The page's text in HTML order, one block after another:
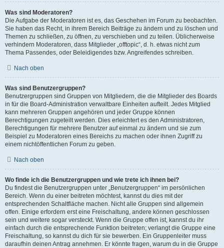
Was sind Moderatoren?
Die Aufgabe der Moderatoren ist es, das Geschehen im Forum zu beobachten.
Sie haben das Recht, in ihrem Bereich Beiträge zu ändern und zu löschen und
Themen zu schließen, zu öffnen, zu verschieben und zu teilen. Üblicherweise
verhindern Moderatoren, dass Mitglieder „offtopic“, d. h. etwas nicht zum
Thema Passendes, oder Beleidigendes bzw. Angreifendes schreiben.
Nach oben
Was sind Benutzergruppen?
Benutzergruppen sind Gruppen von Mitgliedern, die die Mitglieder des Boards
in für die Board-Administration verwaltbare Einheiten aufteilt. Jedes Mitglied
kann mehreren Gruppen angehören und jeder Gruppe können
Berechtigungen zugeteilt werden. Dies erleichtert es den Administratoren,
Berechtigungen für mehrere Benutzer auf einmal zu ändern und sie zum
Beispiel zu Moderatoren eines Bereichs zu machen oder ihnen Zugriff zu
einem nichtöffentlichen Forum zu geben.
Nach oben
Wo finde ich die Benutzergruppen und wie trete ich ihnen bei?
Du findest die Benutzergruppen unter „Benutzergruppen“ im persönlichen
Bereich. Wenn du einer beitreten möchtest, kannst du dies mit der
entsprechenden Schaltfläche machen. Nicht alle Gruppen sind allgemein
offen. Einige erfordern erst eine Freischaltung, andere können geschlossen
sein und weitere sogar versteckt. Wenn die Gruppe offen ist, kannst du ihr
einfach durch die entsprechende Funktion beitreten; verlangt die Gruppe eine
Freischaltung, so kannst du dich für sie bewerben. Ein Gruppenleiter muss
daraufhin deinen Antrag annehmen. Er könnte fragen, warum du in die Gruppe